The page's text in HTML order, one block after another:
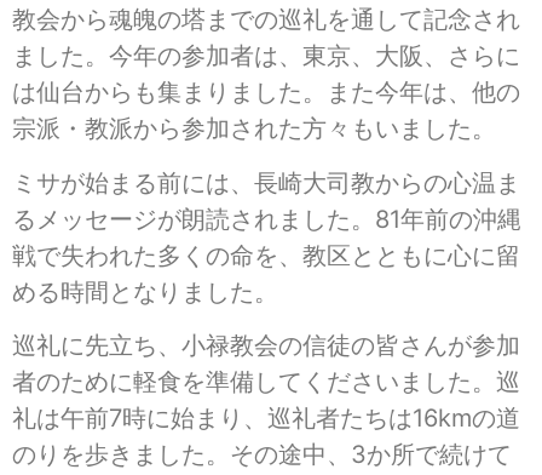
教会から魂魄の塔までの巡礼を通して記念され
ました。今年の参加者は、東京、大阪、さらに
は仙台からも集まりました。また今年は、他の
宗派・教派から参加された方々もいました。
ミサが始まる前には、長崎大司教からの心温ま
るメッセージが朗読されました。81年前の沖縄
戦で失われた多くの命を、教区とともに心に留
める時間となりました。
巡礼に先立ち、小禄教会の信徒の皆さんが参加
者のために軽食を準備してくださいました。巡
礼は午前7時に始まり、巡礼者たちは16kmの道
のりを歩きました。その途中、3か所で続けて